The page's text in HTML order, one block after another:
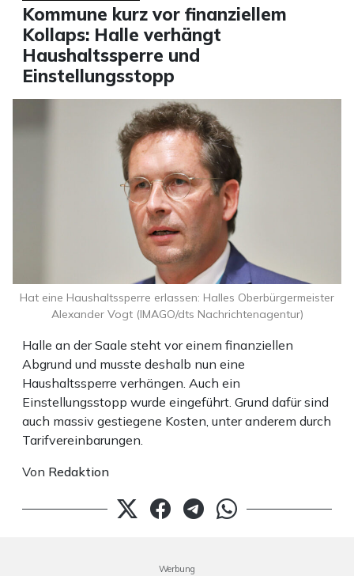
Kommune kurz vor finanziellem
Kollaps: Halle verhängt
Haushaltssperre und
Einstellungsstopp
Halle an der Saale steht vor einem finanziellen
Abgrund und musste deshalb nun eine
Haushaltssperre verhängen. Auch ein
Einstellungsstopp wurde eingeführt. Grund dafür sind
auch massiv gestiegene Kosten, unter anderem durch
Tarifvereinbarungen.
Von Redaktion
Hat eine Haushaltssperre erlassen: Halles Oberbürgermeister
Alexander Vogt (IMAGO/dts Nachrichtenagentur)
Werbung